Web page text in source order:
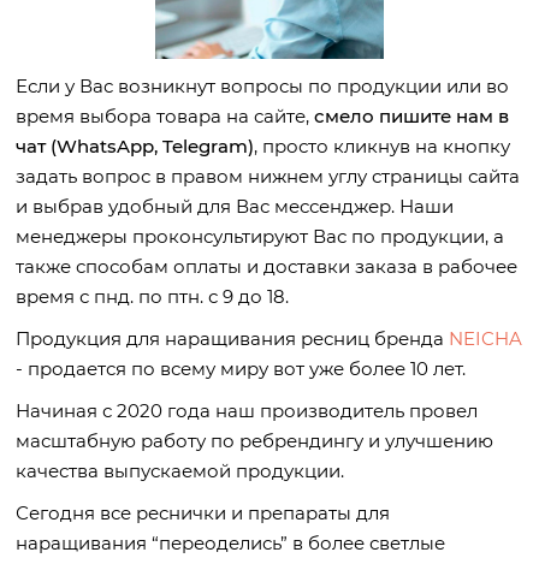
Если у Вас возникнут вопросы по продукции или во
время выбора товара на сайте,смело пишите нам в
чат (WhatsApp, Telegram), просто кликнув на кнопку
задать вопрос в правом нижнем углу страницы сайта
и выбрав удобный для Вас мессенджер. Наши
менеджеры проконсультируют Вас по продукции, а
также способам оплаты и доставки заказа в рабочее
время с пнд. по птн. с 9 до 18.
Продукция для наращивания ресниц бренда NEICHA
- продается по всему миру вот уже более 10 лет.
Начиная с 2020 года наш производитель провел
масштабную работу по ребрендингу и улучшению
качества выпускаемой продукции.
Сегодня все реснички и препараты для
наращивания “переоделись” в более светлые